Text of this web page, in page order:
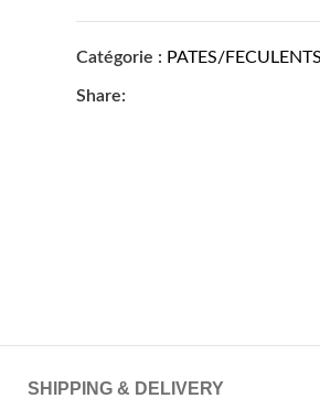
Catégorie : PATES/
Share:
SHIPPING & DELIVERY